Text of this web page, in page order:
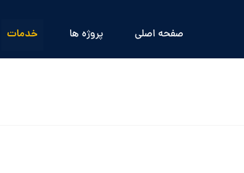
صفحه اصلی پروژه ها خدمات